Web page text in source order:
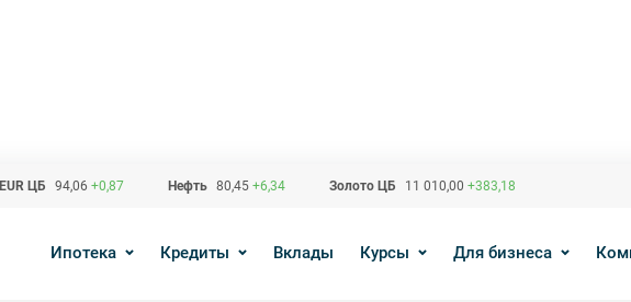
EUR ЦБ 94,06 +0,87 Нефть 80,45 +6,34 Золото ЦБ 11 010,00 +383,18
Ипотека Кредиты Вклады Курсы Для бизнеса